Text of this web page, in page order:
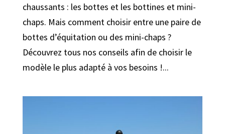
chaussants : les bottes et les bottines et mini-
chaps. Mais comment choisir entre une paire de
bottes d’équitation ou des mini-chaps ?
Découvrez tous nos conseils afin de choisir le
modèle le plus adapté à vos besoins !...